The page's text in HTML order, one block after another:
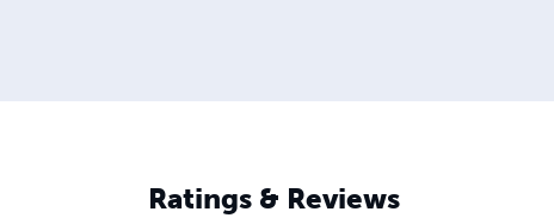
Ratings & Reviews